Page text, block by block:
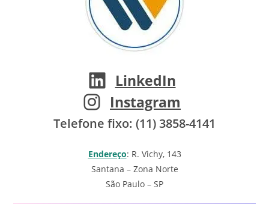
LinkedIn
Instagram
Telefone fixo: (11) 3858-4141
Endereço: R. Vichy, 143
Santana – Zona Norte
São Paulo – SP